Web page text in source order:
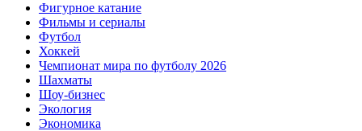
Фигурное катание
Фильмы и сериалы
Футбол
Хоккей
Чемпионат мира по футболу 2026
Шахматы
Шоу-бизнес
Экология
Экономика